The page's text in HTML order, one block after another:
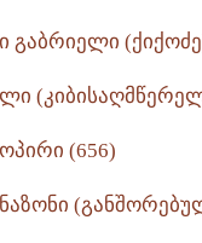
გაბრიელი
(656)